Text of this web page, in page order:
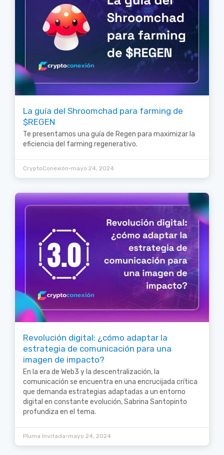
La guía del Shroomchad para farming de
$REGEN
Te presentamos una guía de Regen para maximizar la
eficiencia del farming regenerativo.
CryptoConexión•mayo 24, 2024
Revolución digital: ¿cómo adaptar la
estrategia de comunicación para una
imagen de impacto?
En la era de Web3 y la descentralización, la
comunicación se encuentra en una encrucijada crítica
que demanda estrategias adaptadas a un entorno
digital en constante evolución, Sabrina Santopinto
profundiza en el tema.
Pluma Invitada•mayo 24, 2024